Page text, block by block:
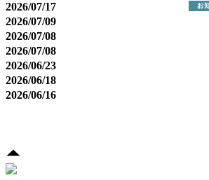
2026/07/17
2026/07/09
2026/07/08
2026/07/08
2026/06/23
2026/06/18
2026/06/16